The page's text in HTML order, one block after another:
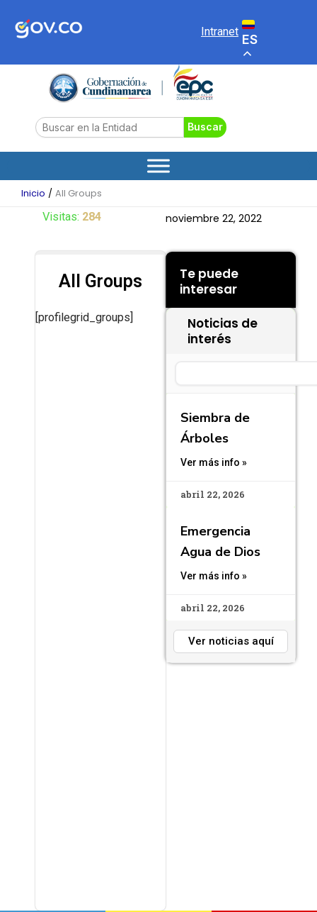
Intranet
ES
Search Buscar
Inicio All Groups
noviembre 22, 2022
Te puede
interesar
Noticias de
interés
Siembra de
Árboles
Ver más info »
abril 22, 2026
Emergencia
Agua de Dios
Ver más info »
abril 22, 2026
Ver noticias aquí
Visitas: 284
All Groups
[profilegrid_groups]